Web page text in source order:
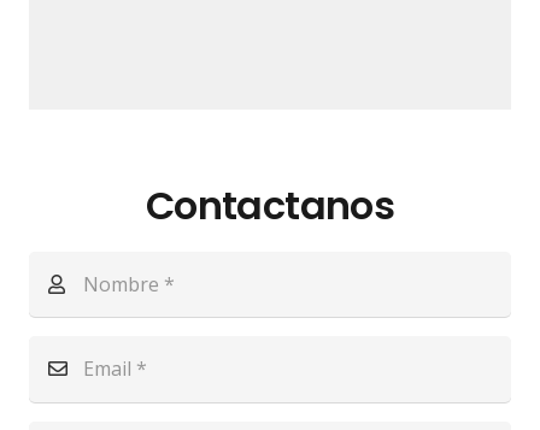
Contactanos